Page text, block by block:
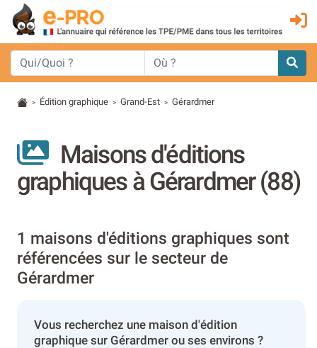
> Édition graphique > Grand-Est > Gérardmer
Maisons d'éditions
graphiques à Gérardmer (88)
1 maisons d'éditions graphiques sont
référencées sur le secteur de
Gérardmer
Vous recherchez une maison d'édition
graphique sur Gérardmer ou ses environs ?